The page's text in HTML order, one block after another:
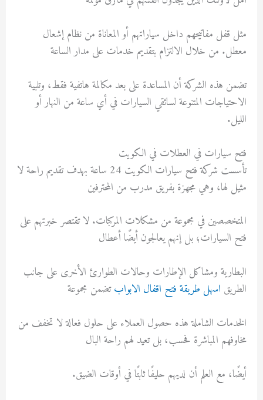
مثل قفل مفاتيحهم داخل سياراتهم أو المعاناة من نظام إشعال
معطل. من خلال الالتزام بتقديم خدمات على مدار الساعة
تضمن هذه الشركة أن المساعدة على بعد مكالمة هاتفية فقط، وتلبية
الاحتياجات المتنوعة لسائقي السيارات في أي ساعة من النهار أو
الليل.
فتح سيارات في العطلات في الكويت
تأسست شركة فتح سيارات الكويت 24 ساعة بهدف تقديم راحة لا
مثيل لها، وهي مجهزة بفريق مدرب من المحترفين
المتخصصين في مجموعة من مشكلات المركبات. لا تقتصر خبرتهم على
فتح السيارات؛ بل إنهم يعالجون أيضًا أعطال
البطارية ومشاكل الإطارات وحالات الطوارئ الأخرى على جانب
الطريق اسهل طريقة فتح اقفال الابوابتضمن مجموعة
الخدمات الشاملة هذه حصول العملاء على حلول فعالة لا تخفف من
مخاوفهم المباشرة فحسب، بل تعيد لهم راحة البال
أيضًا، مع العلم أن لديهم حليفًا ثابتًا في أوقات الضيق.